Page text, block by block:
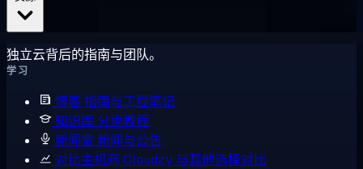
独立云背后的指南与团队。
学习
博客指南与工程笔记
知识库 分步教程
新闻室 新闻与公告
对比主机商 Cloudzy 与其他选择对比